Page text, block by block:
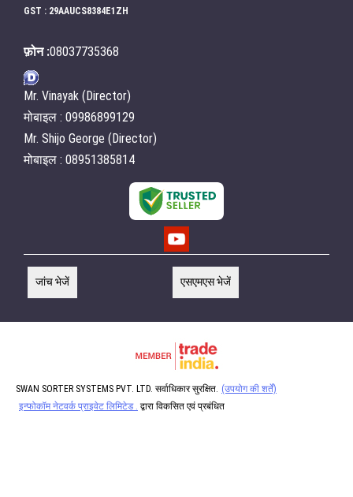
GST : 29AAUCS8384E1ZH
फ़ोन :08037735368
Mr. Vinayak (Director)
मोबाइल : 09986899129
Mr. Shijo George (Director)
मोबाइल : 08951385814
जांच भेजें एसएमएस भेजें
SWAN SORTER SYSTEMS PVT. LTD. सर्वाधिकार सुरक्षित. (उपयोग की शर्तें)
इन्फोकॉम नेटवर्क प्राइवेट लिमिटेड . द्वारा विकसित एवं प्रबंधित